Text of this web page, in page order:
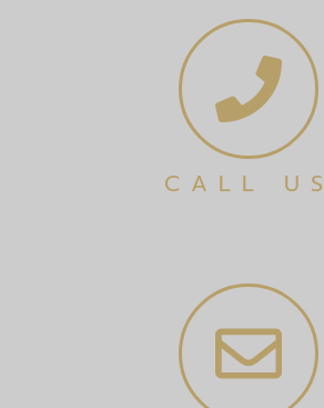
CALL US